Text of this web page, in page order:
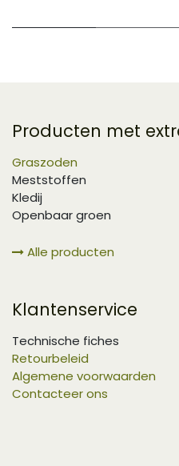
Producten met
Graszoden
Meststoffen
Kledij
Openbaar groen
Alle producten
Klantenservice
Technische fiches
Retourbeleid
Algemene voorwaarden
Contacteer ons